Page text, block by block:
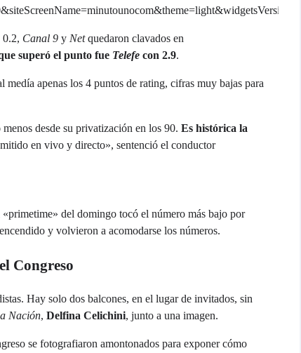
0.2, Canal 9 y Netquedaron clavados en
superó el punto fue Telefe con 2.9.
apenas los 4 puntos de rating, cifras muy bajas para
desde su privatización en los 90. Es histórica la
en vivo y directo», sentenció el conductor
del domingo tocó el número más bajo por
y volvieron a acomodarse los números.
Congreso
Hay solo dos balcones, en el lugar de invitados, sin
Nación, Delfina Celichini, junto a una imagen.
se fotografiaron amontonados para exponer cómo